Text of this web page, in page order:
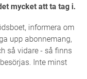
mycket att ta tag i.
informera om
upp abonnemang,
så vidare - så finns
Inte minst